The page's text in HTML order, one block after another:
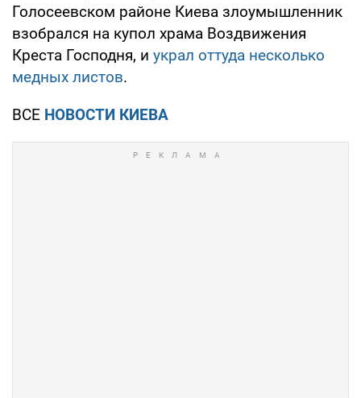
Голосеевском районе Киева злоумышленник
взобрался на купол храма Воздвижения
Креста Господня, и украл оттуда несколько
медных листов.
ВСЕ НОВОСТИ КИЕВА